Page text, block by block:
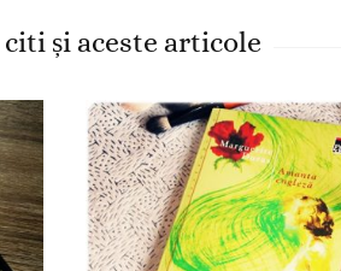
și aceste articole